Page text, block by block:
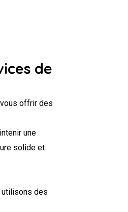
de
offrir des
une
solide et
utilisons des